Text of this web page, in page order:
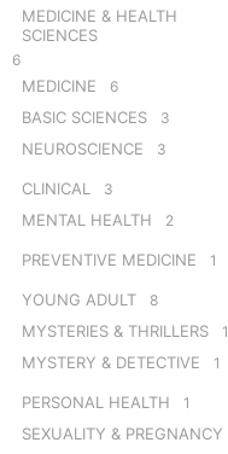
MEDICINE & HEALTH
SCIENCES
6
MEDICINE 6
BASIC SCIENCES 3
NEUROSCIENCE 3
CLINICAL 3
MENTAL HEALTH 2
PREVENTIVE MEDICINE 1
YOUNG ADULT 8
MYSTERIES & THRILLERS 1
MYSTERY & DETECTIVE 1
PERSONAL HEALTH 1
SEXUALITY & PREGNANCY